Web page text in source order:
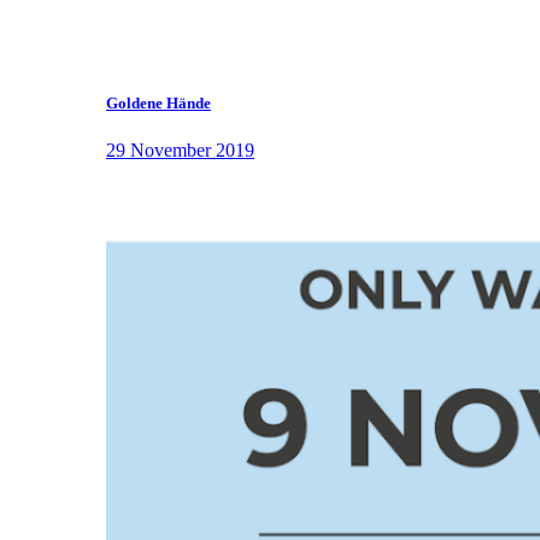
Goldene Hände
29 November 2019